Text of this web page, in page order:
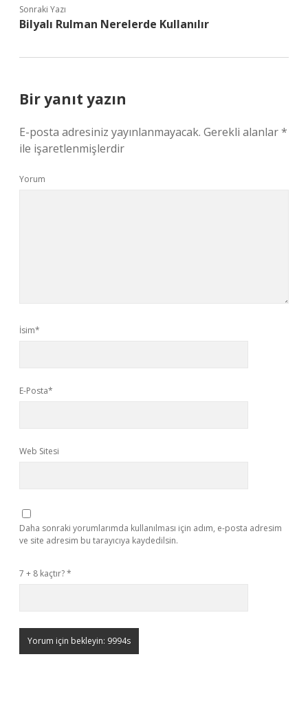
Sonraki Yazı
Bilyalı Rulman Nerelerde Kullanılır
Bir yanıt yazın
E-posta adresiniz yayınlanmayacak. Gerekli alanlar*
ile işaretlenmişlerdir
Yorum
İsim*
E-Posta*
Web Sitesi
Daha sonraki yorumlarımda kullanılması için adım, e-posta adresim
ve site adresim bu tarayıcıya kaydedilsin.
7 + 8 kaçtır?*